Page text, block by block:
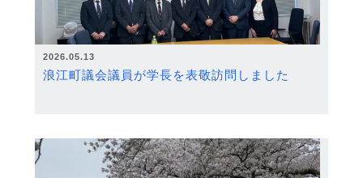
2026.05.13
浪江町議会議員が学長を表敬訪問しました